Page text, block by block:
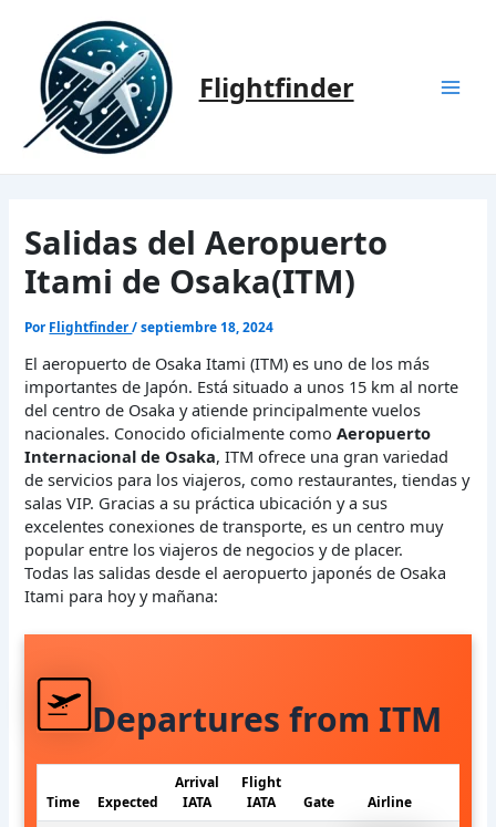
contenido
Flightfinder
Salidas del Aeropuerto
Itami de Osaka(ITM)
Por Flightfinder/septiembre 18, 2024
El aeropuerto de Osaka Itami (ITM) es uno de los más
importantes de Japón. Está situado a unos 15 km al norte
del centro de Osaka y atiende principalmente vuelos
nacionales. Conocido oficialmente comoAeropuerto
Internacional de Osaka, ITM ofrece una gran variedad
de servicios para los viajeros, como restaurantes, tiendas y
salas VIP. Gracias a su práctica ubicación y a sus
excelentes conexiones de transporte, es un centro muy
popular entre los viajeros de negocios y de placer.
Todas las salidas desde el aeropuerto japonés de Osaka
Itami para hoy y mañana:
Departures from ITM
Time Expected
Arrival
IATA
Flight
IATA
Gate Airline